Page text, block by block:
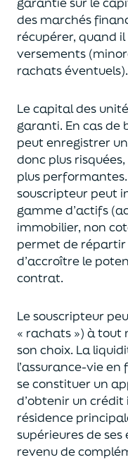
des marchés
récupérer, quand
versements (
rachats éventuels).
Le capital des
garanti. En casde
peut enregistrer
donc plus
plus performantes.
souscripteur peut
gamme d’actifs
immobilier, non
permet de répartir
d’accroître le
contrat.
Le souscripteur
« rachats ») à tout
son choix. La
l’assurance-vie en
se constituer un
d’obtenir un crédit
résidence
supérieures de
revenu de